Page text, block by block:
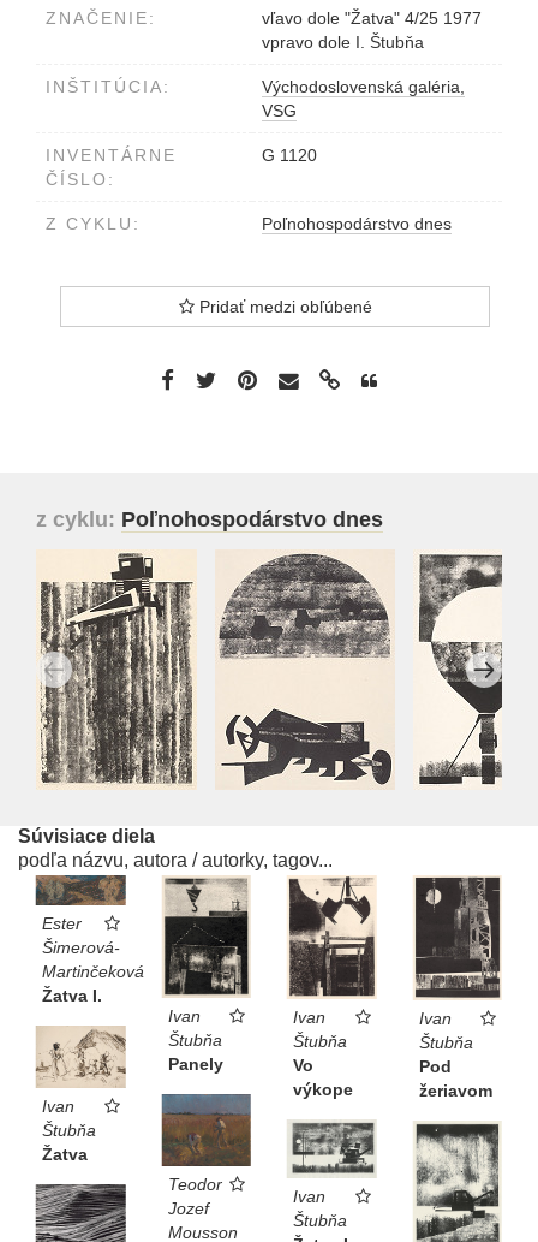
ZNAČENIE:
vľavo dole "Žatva" 4/25 1977
vpravo dole I. Štubňa
INŠTITÚCIA:
Východoslovenská galéria,
VSG
INVENTÁRNE
ČÍSLO:
G 1120
Z CYKLU: Poľnohospodárstvo dnes
Pridať medzi obľúbené
z cyklu: Poľnohospodárstvo dnes
Súvisiace diela
podľa názvu, autora / autorky, tagov...
Ester
Šimerová-
Martinčeková
Žatva I.
Ivan
Štubňa
Panely
Ivan
Štubňa
Vo
výkope
Ivan
Štubňa
Pod
žeriavom
Ivan
Štubňa
Žatva
Teodor
Jozef
Mousson
Ivan
Štubňa